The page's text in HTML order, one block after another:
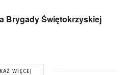
Brygady Świętokrzyskiej
WIĘCEJ